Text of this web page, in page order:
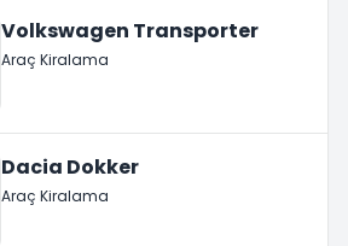
Volkswagen Transporter
Araç Kiralama
Dacia Dokker
Araç Kiralama